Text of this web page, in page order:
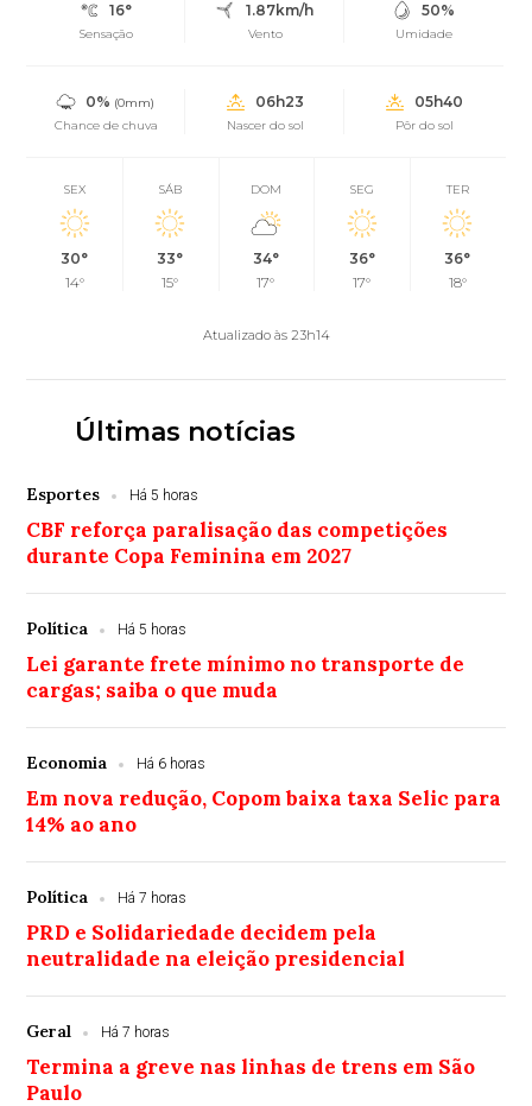
16°
Sensação
1.87km/h
Vento
50%
Umidade
0% (0mm)
Chance de chuva
06h23
Nascer do sol
05h40
Pôr do sol
SEX
30°
14°
SÁB
33°
15°
DOM
34°
17°
SEG
36°
17°
TER
36°
18°
Atualizado às 23h14
Últimas notícias
Esportes Há 5 horas
CBF reforça paralisação das competições
durante Copa Feminina em 2027
Política Há 5 horas
Lei garante frete mínimo no transporte de
cargas; saiba o que muda
Economia Há 6 horas
Em nova redução, Copom baixa taxa Selic para
14% ao ano
Política Há 7 horas
PRD e Solidariedade decidem pela
neutralidade na eleição presidencial
Geral Há 7 horas
Termina a greve nas linhas de trens em São
Paulo